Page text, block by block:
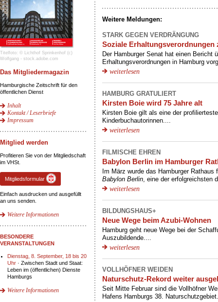
Titelfoto: © Lichthof Sprinkenhof (c)
Wolfgang - stock.adobe.com
Das Mitgliedermagazin
Hamburgische Zeitschrift für den
öffentlichen Dienst
Inhalt
Kontakt / Leserbriefe
Impressum
Mitglied werden
Profitieren Sie von der Mitgliedschaft
im VHSt.
Mitgliedsformular
Einfach ausdrucken und ausgefüllt
an uns senden.
Weitere Informationen
BESONDERE
VERANSTALTUNGEN
Dienstag, 8. September, 18 bis 20
Uhr · Zwischen Stadt und Staat:
Leben im (öffentlichen) Dienste
Hamburgs
Weitere Informationen
Weitere Meldungen:
STARK GEGEN VERDRÄNGUNG
Soziale Erhaltungsverordnungen
Der Hamburger Senat hat einen Bericht
Erhaltungsverordnungen in Hamburg
weiterlesen
HAMBURG GRATULIERT
Kirsten Boie wird 75 Jahre alt
Kirsten Boie gilt als eine der
Kinderbuchautorinnen....
weiterlesen
FILMISCHE EHREN
Babylon Berlin im Hamburger
Im März wurde das Hamburger
Babylon Berlin, eine der erfolgreichsten
weiterlesen
BILDUNGSHAUS+
Neue Wege beim Azubi-Wohnen
Hamburg geht neue Wege bei der
Auszubildende....
weiterlesen
VOLLHÖFNER WEIDEN
Naturschutz-Rekord weiter
Seit Mitte Februar sind die Vollhöfner
Hafens Hamburgs 38.